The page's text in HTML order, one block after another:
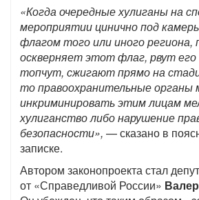
«Когда очередные хулиганы на
мероприятии цинично под
флагом того или иного региона,
оскверняет этот флаг, рвут его
топчут, сжигают прямо на
то правоохранительные органы
инкриминировать этим лицам
хулиганство либо нарушение
безопасности», — сказано в
записке.
Автором законопроекта стал
от «Справедливой России»